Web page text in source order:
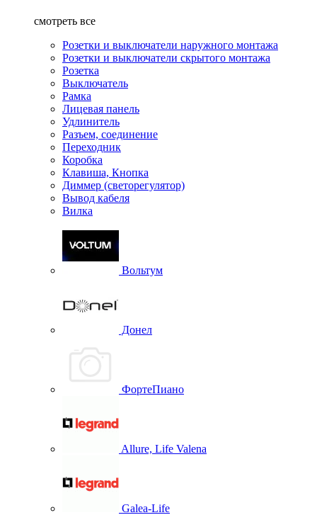
смотреть все
Розетки и выключатели наружного монтажа
Розетки и выключатели скрытого монтажа
Розетка
Выключатель
Рамка
Лицевая панель
Удлинитель
Разъем, соединение
Переходник
Коробка
Клавиша, Кнопка
Диммер (светорегулятор)
Вывод кабеля
Вилка
Вольтум
Донел
ФортеПиано
Allure, Life Valena
Galea-Life